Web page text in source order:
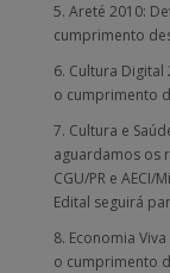
5. Areté 2010:
cumprimento
6. Cultura Digital
o cumprimento
7. Cultura e
aguardamos os
CGU/PR e
Edital seguirá
8. Economia
o cumprimento